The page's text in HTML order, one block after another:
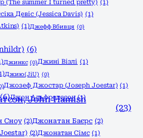
(The summer I turned pretty) (1)
Девіс (Jessica Davis) (1)
(1)Джефф Вбивця (0)
(6)
Джинкс (0)Джині Візлі (1)
Джию (JiU) (0)
Джозеф Джостар (Joseph Joestar) (1)
(6)Джон Альфредссон (1)
John Hamish
(23)
Сноу (2)Джонатан Баєрс (2)
(2)Джонатан Сімс (1)